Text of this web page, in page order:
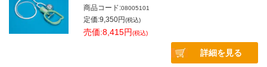
商品コード:08005101
定価:9,350円(税込)
売価:8,415円(税込)
詳細を見る